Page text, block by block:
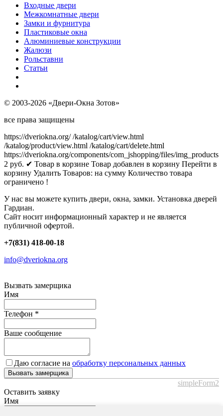
Входные двери
Межкомнатные двери
Замки и фурнитура
Пластиковые окна
Алюминиевые конструкции
Жалюзи
Рольставни
Статьи
© 2003-2026 «Двери-Окна Зотов»
все права защищены
https://dveriokna.org/ /katalog/cart/view.html
/katalog/product/view.html /katalog/cart/delete.html
https://dveriokna.org/components/com_jshopping/files/img_products
2 руб. ✔ Товар в корзине Товар добавлен в корзину Перейти в
корзину Удалить Товаров: на сумму Количество товара
ограничено !
У нас вы можете купить двери, окна, замки. Установка дверей
Гардиан.
Сайт носит информационный характер и не является
публичной офертой.
+7(831) 418-00-18
info@dveriokna.org
Вызвать замерщика
Имя
Телефон *
Ваше сообщение
Даю согласие на обработку персональных данных
Вызвать замерщика
simpleForm2
Оставить заявку
Имя